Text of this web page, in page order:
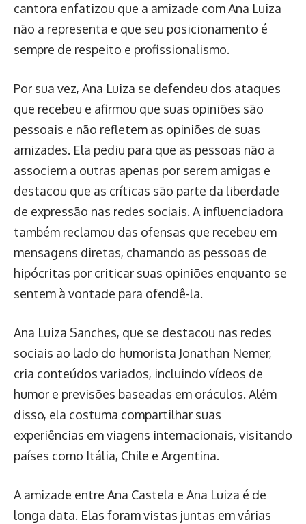
cantora enfatizou que a amizade com Ana Luiza
não a representa e que seu posicionamento é
sempre de respeito e profissionalismo.
Por sua vez, Ana Luiza se defendeu dos ataques
que recebeu e afirmou que suas opiniões são
pessoais e não refletem as opiniões de suas
amizades. Ela pediu para que as pessoas não a
associem a outras apenas por serem amigas e
destacou que as críticas são parte da liberdade
de expressão nas redes sociais. A influenciadora
também reclamou das ofensas que recebeu em
mensagens diretas, chamando as pessoas de
hipócritas por criticar suas opiniões enquanto se
sentem à vontade para ofendê-la.
Ana Luiza Sanches, que se destacou nas redes
sociais ao lado do humorista Jonathan Nemer,
cria conteúdos variados, incluindo vídeos de
humor e previsões baseadas em oráculos. Além
disso, ela costuma compartilhar suas
experiências em viagens internacionais, visitando
países como Itália, Chile e Argentina.
A amizade entre Ana Castela e Ana Luiza é de
longa data. Elas foram vistas juntas em várias